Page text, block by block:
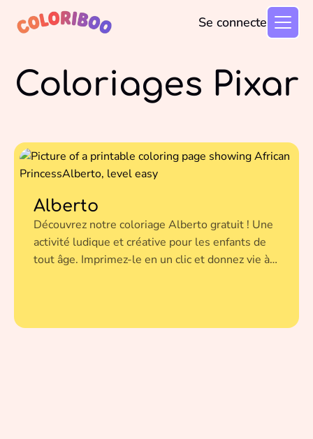
Se connecter
Coloriages Pixar
Alberto
Découvrez notre coloriage Alberto gratuit ! Une
activité ludique et créative pour les enfants de
tout âge. Imprimez-le en un clic et donnez vie à